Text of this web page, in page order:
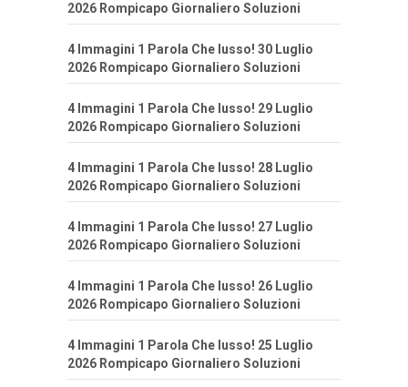
2026 Rompicapo Giornaliero Soluzioni
4 Immagini 1 Parola Che lusso! 30 Luglio
2026 Rompicapo Giornaliero Soluzioni
4 Immagini 1 Parola Che lusso! 29 Luglio
2026 Rompicapo Giornaliero Soluzioni
4 Immagini 1 Parola Che lusso! 28 Luglio
2026 Rompicapo Giornaliero Soluzioni
4 Immagini 1 Parola Che lusso! 27 Luglio
2026 Rompicapo Giornaliero Soluzioni
4 Immagini 1 Parola Che lusso! 26 Luglio
2026 Rompicapo Giornaliero Soluzioni
4 Immagini 1 Parola Che lusso! 25 Luglio
2026 Rompicapo Giornaliero Soluzioni